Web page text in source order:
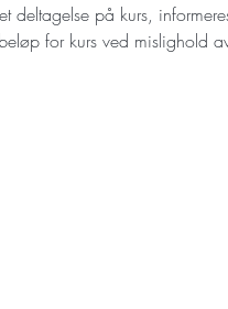
deltagelse på kurs,
for kurs ved mislighold